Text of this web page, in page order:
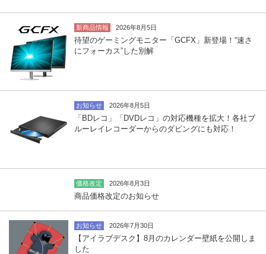
新商品情報 2026年8月5日
待望のゲーミングモニター「GCFX」新登場！“速さ
にフォーカス”した別解
お知らせ 2026年8月5日
「BDレコ」「DVDレコ」の対応機種を拡大！各社ブ
ルーレイレコーダーからのダビングにも対応！
価格改定 2026年8月3日
商品価格改定のお知らせ
お知らせ 2026年7月30日
【アイラブデスク】8月のカレンダー壁紙を公開しま
した